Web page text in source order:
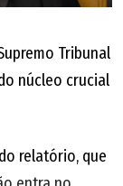
Tribunal
núcleo crucial
relatório, que